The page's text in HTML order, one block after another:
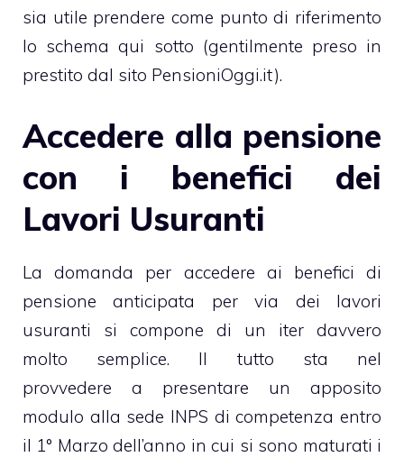
sia utile prendere come punto di riferimento
lo schema qui sotto (gentilmente preso in
prestito dal sito PensioniOggi.it).
Accedere alla pensione
con i benefici dei
Lavori Usuranti
La domanda per accedere ai benefici di
pensione anticipata per via dei lavori
usuranti si compone di un iter davvero
molto semplice. Il tutto sta nel
provvedere a presentare un apposito
modulo alla sede INPS di competenza entro
il 1° Marzo dell’anno in cui si sono maturati i